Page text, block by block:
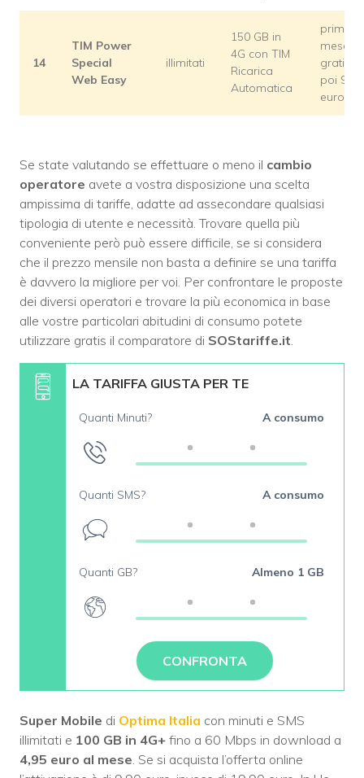
14
TIM Power
Special
Web Easy
illimitati
150 GB in
4G con TIM
Ricarica
Automatica
primo
mese
gratis,
poi 9,99
euro
Se state valutando se effettuare o meno il cambio
operatore avete a vostra disposizione una scelta
ampissima di tariffe, adatte ad assecondare qualsiasi
tipologia di utente e necessità. Trovare quella più
conveniente però può essere difficile, se si considera
che il prezzo mensile non basta a definire se una tariffa
è davvero la migliore per voi. Per confrontare le proposte
dei diversi operatori e trovare la più economica in base
alle vostre particolari abitudini di consumo potete
utilizzare gratis il comparatore di SOStariffe.it
LA TARIFFA GIUSTA PER TE
Quanti Minuti? A consumo
Quanti SMS? A consumo
Quanti GB? Almeno 1 GB
CONFRONTA
Super Mobile di Optima Italia con minuti e SMS
illimitati e 100 GB in 4G+ fino a 60 Mbps in download a
4,95 euro al mese . Se si acquista l’offerta online